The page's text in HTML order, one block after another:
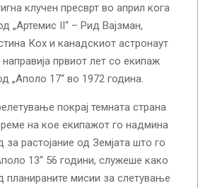
клучен пресврт во април кога
„Артемис II“ – Рид Вајзман,
Кох и канадскиот астронаут
првиот лет со екипаж
„Аполо 17“ во 1972 година.
покрај темната страна
на кое екипажот го надмина
за растојание од Земјата што го
13“ 56 години, служеше како
планираните мисии за слетување